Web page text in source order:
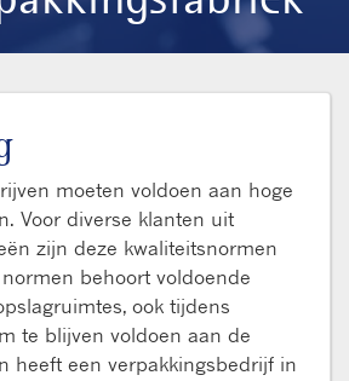
moeten voldoen aan hoge
Voor diverse klanten uit
zijn deze kwaliteitsnormen
behoort voldoende
ook tijdens
te blijven voldoen aan de
heeft een verpakkingsbedrijf in